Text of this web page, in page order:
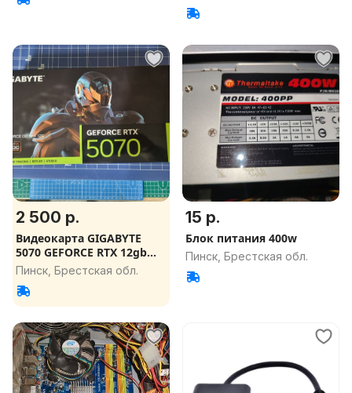
2 500 р.
Видеокарта GIGABYTE
5070 GEFORCE RTX 12gb
NVIDIA
Пинск, Брестская обл.
15 р.
Блок питания 400w
Пинск, Брестская обл.